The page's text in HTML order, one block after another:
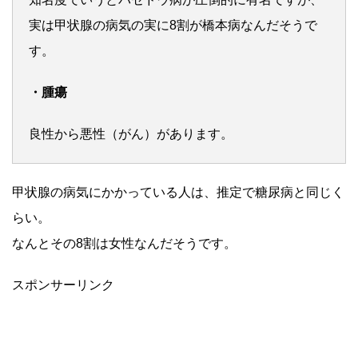
実は甲状腺の病気の実に8割が橋本病なんだそうで
す。
・腫瘍
良性から悪性（がん）があります。
甲状腺の病気にかかっている人は、推定で糖尿病と同じく
らい。
なんとその8割は女性なんだそうです。
スポンサーリンク